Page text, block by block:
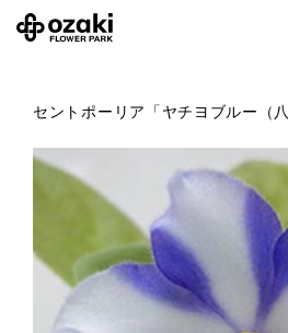
セントポーリア「ヤチヨブルー（